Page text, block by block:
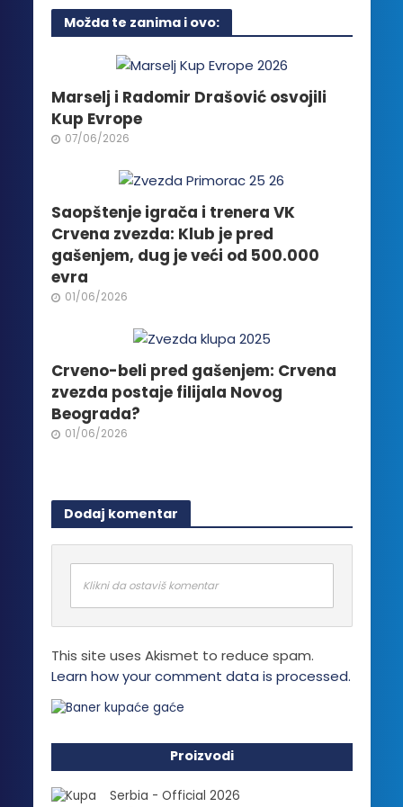
više
varijanti.
Opcije
mogu
biti
izabrane
na
proizvoda.
Možda te zanima i ovo:
Marselj i Radomir Drašović osvojili
Kup Evrope
07/06/2026
Saopštenje igrača i trenera VK
Crvena zvezda: Klub je pred
gašenjem, dug je veći od 500.000
evra
01/06/2026
Crveno-beli pred gašenjem: Crvena
zvezda postaje filijala Novog
Beograda?
01/06/2026
Dodaj komentar
Klikni da ostaviš komentar
This site uses Akismet to reduce spam.
Learn how your comment data is processed.
Proizvodi
Serbia - Official 2026